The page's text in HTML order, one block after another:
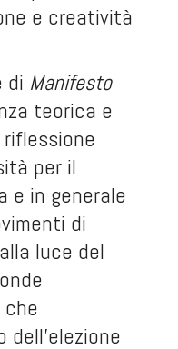
e creatività
di Manifesto
teorica e
per il
e in generale
di
luce del